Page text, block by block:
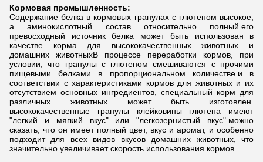
Кормовая промышленность:
Содержание белка в кормовых гранулах с глютеном высокое,
а аминокислотный состав относительно полный.его
превосходный источник белка может быть использован в
качестве корма для высококачественных животных и
домашних животныхВ процессе переработки кормов, при
условии, что гранулы с глютеном смешиваются с прочими
пищевыми белками в пропорциональном количестве.и в
соответствии с характеристиками кормов для животных и их
отсутствием основных ингредиентов, специальный корм для
различных животных может быть изготовлен.
высококачественные гранулы клейковины глютена имеют
"легкий и мягкий вкус" или "легкозернистый вкус".можно
сказать, что он имеет полный цвет, вкус и аромат, и особенно
подходит для всех видов вкусов домашних животных, что
значительно увеличивает скорость использования кормов.